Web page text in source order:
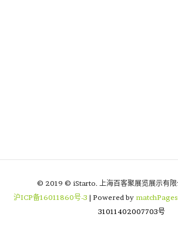
© 2019 © iStarto. 上海百客聚展览展示有限
沪ICP备16011860号-3 | Powered by
31011402007703号